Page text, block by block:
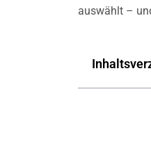
auswählt –